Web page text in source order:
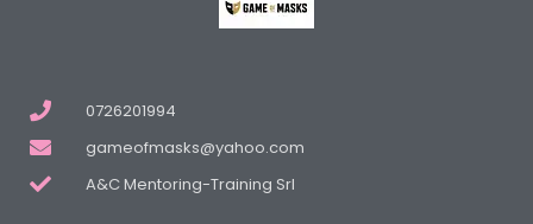
0726201994
gameofmasks@yahoo.com
A&C Mentoring-Training Srl